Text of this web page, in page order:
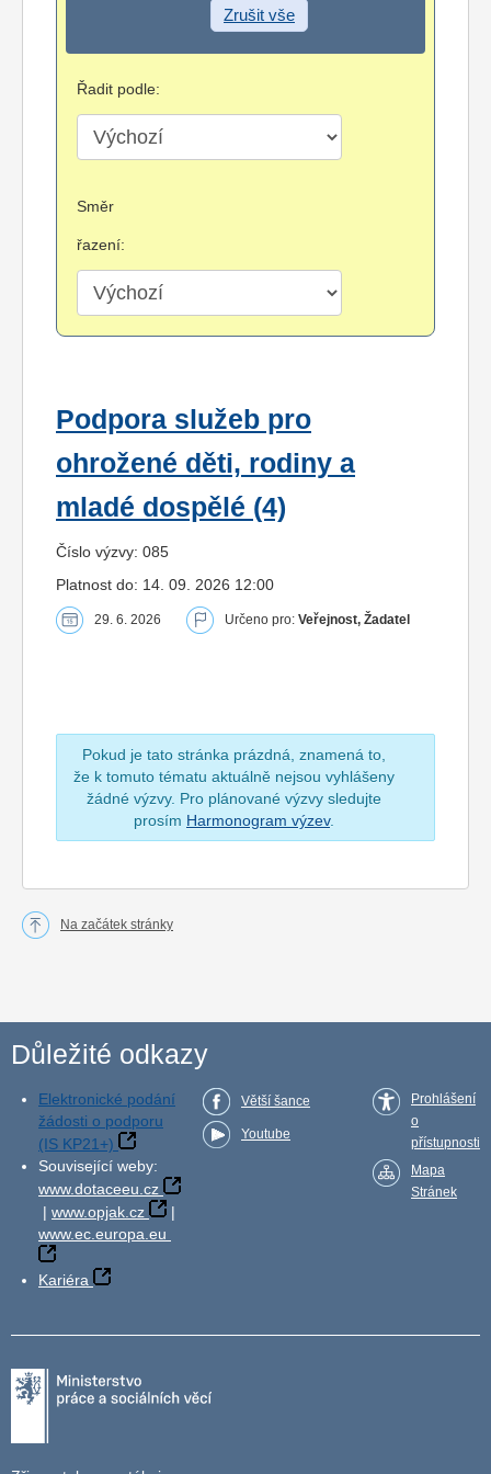
Zrušit vše
Řadit podle:
Směr
řazení:
Podpora služeb pro
ohrožené děti, rodiny a
mladé dospělé (4)
Číslo výzvy: 085
Platnost do: 14. 09. 2026 12:00
29. 6. 2026 Určeno pro: Veřejnost, Žadatel
Pokud je tato stránka prázdná, znamená to,
že k tomuto tématu aktuálně nejsou vyhlášeny
žádné výzvy. Pro plánované výzvy sledujte
prosím Harmonogram výzev.
Na začátek stránky
Důležité odkazy
Elektronické podání
žádosti o podporu
(IS KP21+)
Související weby:
www.dotaceeu.cz
| www.opjak.cz
|
www.ec.europa.eu
Kariéra
Větší šance
Youtube
Prohlášení
o
přístupnosti
Mapa
Stránek